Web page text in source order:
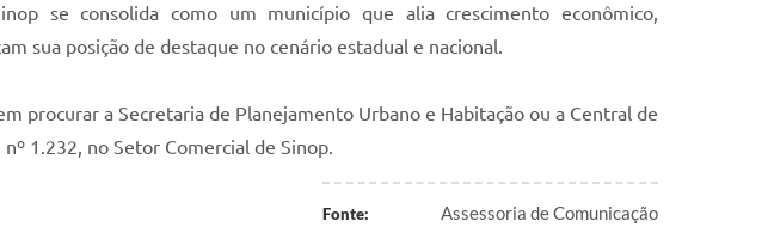
se consolida como um município que alia crescimento econômico,
sua posição de destaque no cenário estadual e nacional.
procurar a Secretaria de Planejamento Urbano e Habitação ou a Central de
1.232, no Setor Comercial de Sinop.
Fonte: Assessoria de Comunicação